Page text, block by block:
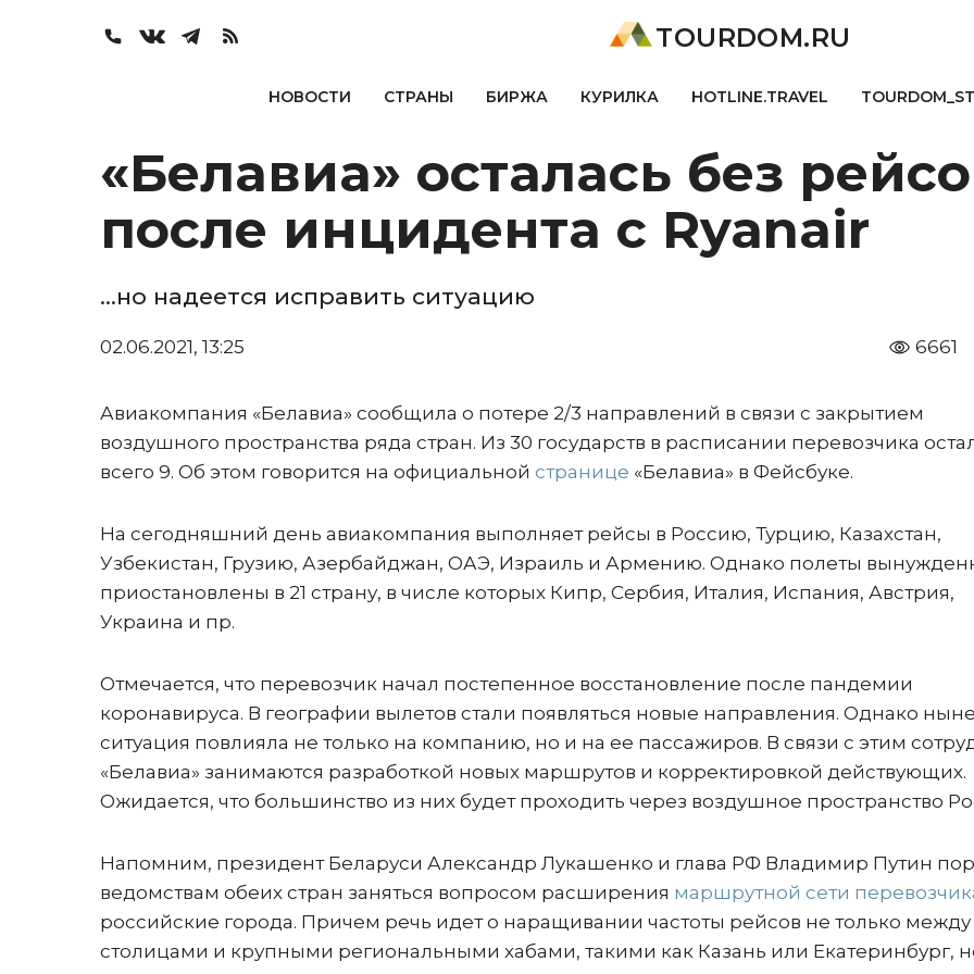
TOURDOM.RU
НОВОСТИ СТРАНЫ БИРЖА КУРИЛКА HOTLINE.TRAVEL
«Белавиа» осталась без
после инцидента с Ryanair
...но надеется исправить ситуацию
02.06.2021, 13:25 6661
Авиакомпания «Белавиа» сообщила о потере 2/3 направлений в связи с закрытием
воздушного пространства ряда стран. Из 30 государств в расписании перевозчика
всего 9. Об этом говорится на официальной странице «Белавиа» в Фейсбуке.
На сегодняшний день авиакомпания выполняет рейсы в Россию, Турцию, Казахстан,
Узбекистан, Грузию, Азербайджан, ОАЭ, Израиль и Армению. Однако полеты
приостановлены в 21 страну, в числе которых Кипр, Сербия, Италия, Испания, Австрия,
Украина и пр.
Отмечается, что перевозчик начал постепенное восстановление после пандемии
коронавируса. В географии вылетов стали появляться новые направления. Однако
ситуация повлияла не только на компанию, но и на ее пассажиров. В связи с этим
«Белавиа» занимаются разработкой новых маршрутов и корректировкой действующих.
Ожидается, что большинство из них будет проходить через воздушное пространство
Напомним, президент Беларуси Александр Лукашенко и глава РФ Владимир Путин
ведомствам обеих стран заняться вопросом расширения маршрутной сети
российские города. Причем речь идет о наращивании частоты рейсов не только между
столицами и крупными региональными хабами, такими как Казань или Екатеринбург,